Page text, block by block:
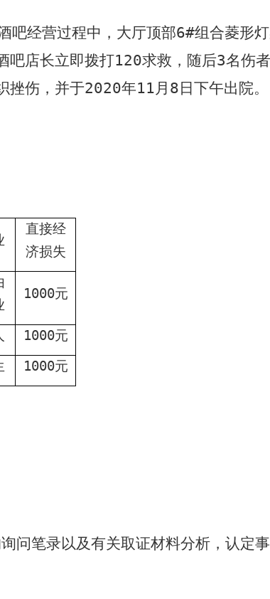
吧经营过程中， 大厅顶部6#组合菱形
吧店长立即拨打120求救，随后3名伤
挫伤，并于2020年11月 8日下午出院。
直接经
济损失
1000元
1000元
1000元
问笔录以及有关取证材料分析，认定